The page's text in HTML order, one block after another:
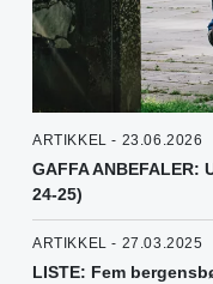
ARTIKKEL - 23.06.2026
GAFFA
24-25)
ARTIKKEL - 27.03.2025
LISTE: Fem